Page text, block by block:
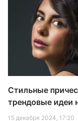
Стильные
трендовые идеи
15 декабря 2024, 17:20